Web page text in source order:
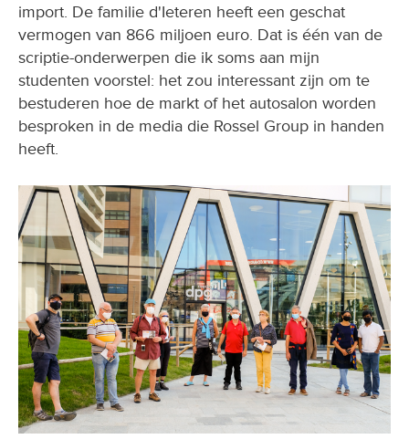
import. De familie d'Ieteren heeft een geschat
vermogen van 866 miljoen euro. Dat is één van de
scriptie-onderwerpen die ik soms aan mijn
studenten voorstel: het zou interessant zijn om te
bestuderen hoe de markt of het autosalon worden
besproken in de media die Rossel Group in handen
heeft.